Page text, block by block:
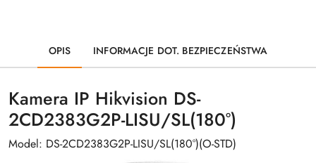
OPIS INFORMACJE DOT. BEZPIECZEŃSTWA
Kamera IP Hikvision DS-
2CD2383G2P-LISU/SL(180°)
Model: DS-2CD2383G2P-LISU/SL(180°)(O-STD)